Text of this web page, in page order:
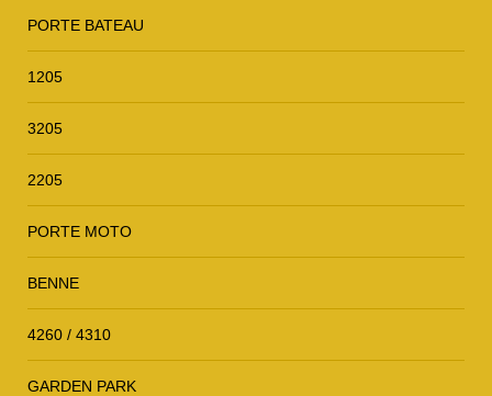
PORTE BATEAU
1205
3205
2205
PORTE MOTO
BENNE
4260 / 4310
GARDEN PARK